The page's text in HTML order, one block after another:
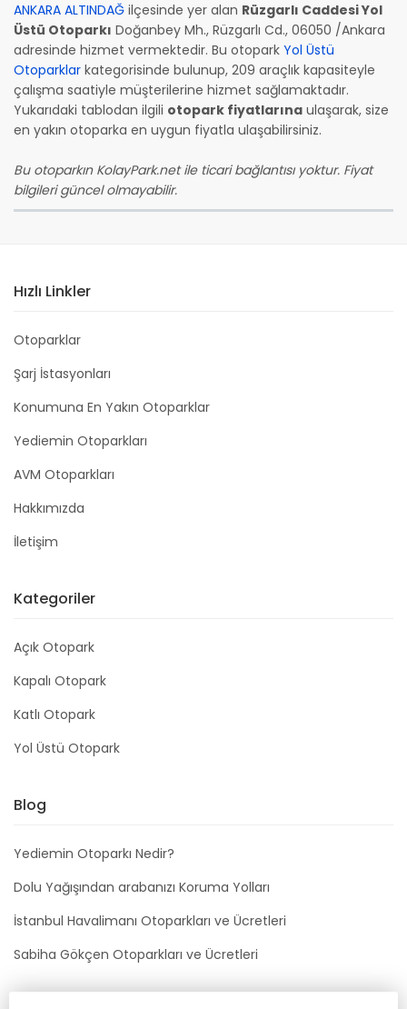
ANKARA ALTINDAĞ ilçesinde yer alan Rüzgarlı Caddesi Yol
Üstü Otoparkı Doğanbey Mh., Rüzgarlı Cd., 06050 /Ankara
adresinde hizmet vermektedir. Bu otopark Yol Üstü
Otoparklar kategorisinde bulunup, 209 araçlık kapasiteyle
çalışma saatiyle müşterilerine hizmet sağlamaktadır.
Yukarıdaki tablodan ilgili otopark fiyatlarına ulaşarak, size
en yakın otoparka en uygun fiyatla ulaşabilirsiniz.
Bu otoparkın KolayPark.net ile ticari bağlantısı yoktur. Fiyat
bilgileri güncel olmayabilir.
Hızlı Linkler
Otoparklar
Şarj İstasyonları
Konumuna En Yakın Otoparklar
Yediemin Otoparkları
AVM Otoparkları
Hakkımızda
İletişim
Kategoriler
Açık Otopark
Kapalı Otopark
Katlı Otopark
Yol Üstü Otopark
Blog
Yediemin Otoparkı Nedir?
Dolu Yağışından arabanızı Koruma Yolları
İstanbul Havalimanı Otoparkları ve Ücretleri
Sabiha Gökçen Otoparkları ve Ücretleri